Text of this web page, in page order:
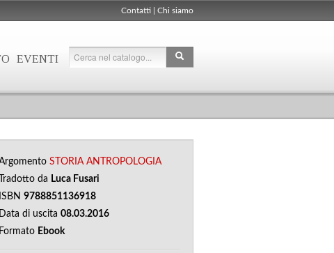
Contatti Chi siamo
EVENTI
STORIA ANTROPOLOGIA
Tradotto da Luca Fusari
ISBN 9788851136918
Data di uscita 08.03.2016
Formato Ebook